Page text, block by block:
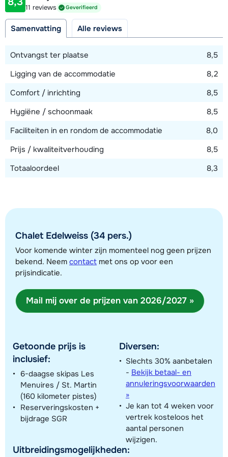
stapelbed. Alle slaapkamers beschikken over een televisie.
Vijf badkamers met ieder een bad, toilet en föhn, zes
badkamers met ieder een bad en föhn en vier badkamers
met ieder een douche en föhn. Tien aparte toiletten.
Op aanvraag zijn twee opklapbedden mogelijk (vooraf
reserveren en tegen betaling ter plaatse).
Afstand tot piste
250 meter
Toon alle accommodaties in dit gebied
exacte locatie kan enigszins afwijken.
11 reviews Geverifieerd
Samenvatting Alle reviews
Ontvangst ter plaatse
8,5
Ligging van de accommodatie
8,2
Comfort / inrichting
8,5
Hygiëne / schoonmaak
8,5
Faciliteiten in en rondom de accommodatie
8,0
Prijs / kwaliteitverhouding
8,5
Totaaloordeel
8,3
Chalet Edelweiss (34 pers.)
Voor komende winter zijn momenteel nog geen prijzen
bekend. Neem contact met ons op voor een
prijsindicatie.
Mail mij over de prijzen van 2026/2027 »
Getoonde prijs is
inclusief:
6-daagse skipas Les
Menuires / St. Martin
(160 kilometer pistes)
Reserveringskosten +
bijdrage SGR
Uitbreidingsmogelijkheden:
Diversen:
Slechts 30% aanbetalen
- Bekijk betaal- en
annuleringsvoorwaarden
»
Je kan tot 4 weken voor
vertrek kosteloos het
aantal personen
wijzigen.